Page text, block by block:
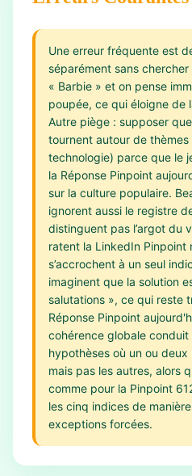
Une erreur fréquente est
séparément sans
« Barbie » et on pense
poupée, ce qui éloigne de
Autre piège : supposer
tournent autour de thèmes
technologie) parce que le
la Réponse Pinpoint
sur la culture populaire.
ignorent aussi le registre
distinguent pas l’argot du
ratent la LinkedIn Pinpoint
s’accrochent à un seul
imaginent que la solution
salutations », ce qui reste
Réponse Pinpoint
cohérence globale
hypothèses où un ou
mais pas les autres, alors
comme pour la Pinpoint
les cinq indices de
exceptions forcées.